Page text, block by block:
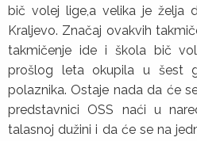
bič volej lige,a velika je želja
Kraljevo. Značaj ovakvih
takmičenje ide i škola bič
prošlog leta okupila u šest
polaznika. Ostaje nada da će
predstavnici OSS naći u
talasnoj dužini i da će se na